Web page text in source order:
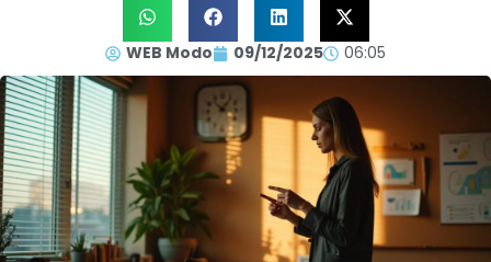
WEB Modo 09/12/2025 06:05